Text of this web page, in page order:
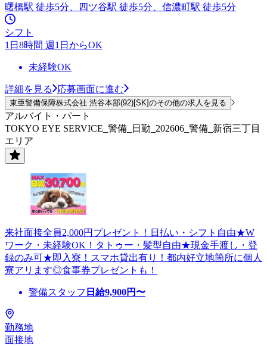
曙橋駅 徒歩5分、四ツ谷駅 徒歩5分、信濃町駅 徒歩5分
シフト
1日8時間 週1日からOK
未経験OK
詳細を見る 応募画面に進む
東亜警備保障株式会社 渋谷本部(92)[SK]のその他の求人を見る
アルバイト・パート
TOKYO EYE SERVICE_警備_日勤_202606_警備_新宿三丁目
エリア
来社面接全員2,000円プレゼント！日払い・シフト自由★W
ワーク・未経験OK！タトゥー・髪型自由★現金手渡し・登
録のみ可★即入寮！スマホ貸出有り！都内好立地箇所に個人
寮アリます◎食事券プレゼントも！
警備スタッフ 日給9,900円〜
勤務地
面接地